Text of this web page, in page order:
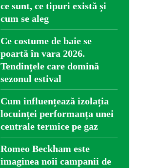
ce sunt, ce tipuri există și
cum se aleg
Ce costume de baie se
poartă în vara 2026.
Tendințele care domină
sezonul estival
Cum influențează izolația
locuinței performanța unei
centrale termice pe gaz
Romeo Beckham este
imaginea noii campanii de